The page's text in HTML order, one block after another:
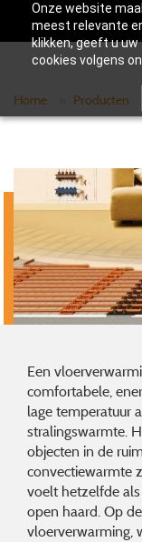
Onze website
meest relevante
klikken, geeft u
cookies volgens
Home Producten
Een
comfortabele,
lage temperatuur
stralingswarmte.
objecten in de
convectiewarmte
voelt hetzelfde
open haard. Op
vloerverwarming,